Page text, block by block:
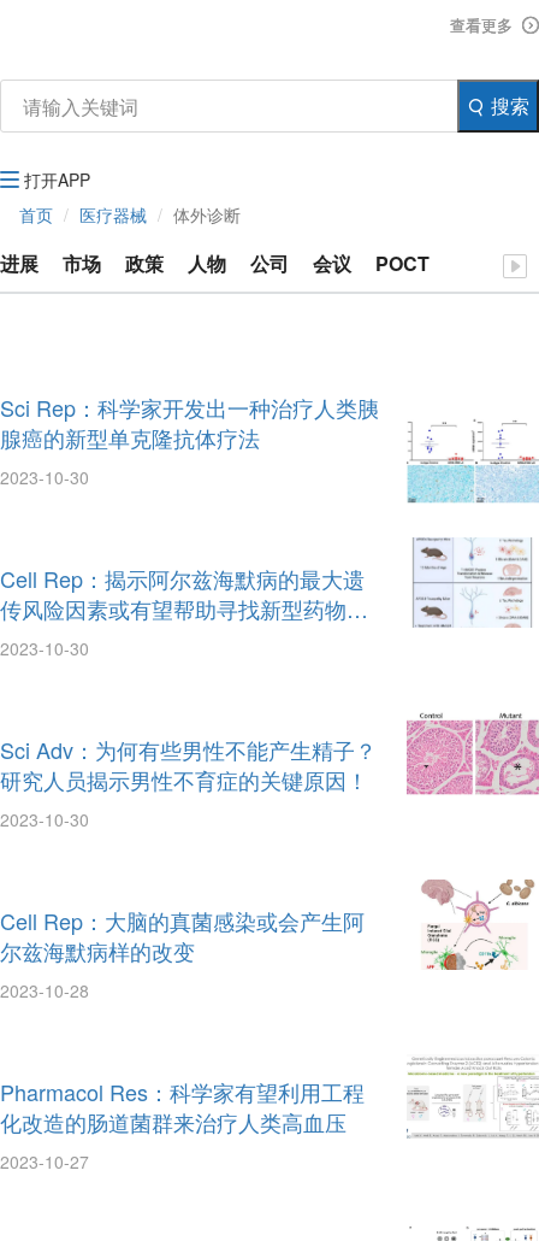
行云公开课
登录
注册 生物谷APP
搜索
打开APP
首页
医疗器械 体外诊断
进展 市场 政策 人物 公司 会议 POCT
Sci Rep：科学家开发出一种治疗人类胰
腺癌的新型单克隆抗体疗法
2023-10-30
Cell Rep：揭示阿尔兹海默病的最大遗
传风险因素或有望帮助寻找新型药物靶
点
2023-10-30
Sci Adv：为何有些男性不能产生精子？
研究人员揭示男性不育症的关键原因！
2023-10-30
Cell Rep：大脑的真菌感染或会产生阿
尔兹海默病样的改变
2023-10-28
Pharmacol Res：科学家有望利用工程
化改造的肠道菌群来治疗人类高血压
2023-10-27
查看更多
查看更多
查看更多